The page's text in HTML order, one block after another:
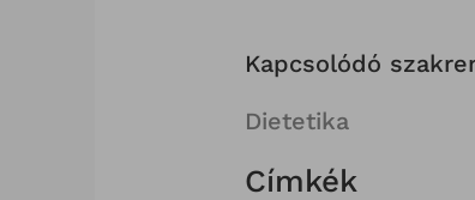
Kapcsolódó
Dietetika
Címkék